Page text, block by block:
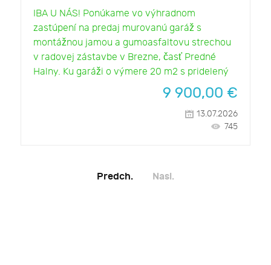
IBA U NÁS! Ponúkame vo výhradnom
zastúpení na predaj murovanú garáž s
montážnou jamou a gumoasfaltovu strechou
v radovej zástavbe v Brezne, časť Predné
Halny. Ku garáži o výmere 20 m2 s pridelený
9 900,00 €
13.07.2026
745
Predch. Nasl.